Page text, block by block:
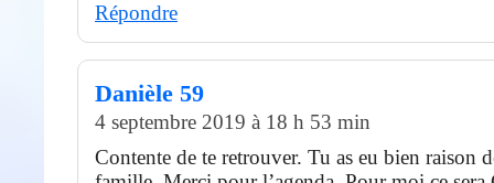
Répondre
Danièle 59
4 septembre 2019 à 18 h 53 min
Contente de te retrouver. Tu as eu bien raison